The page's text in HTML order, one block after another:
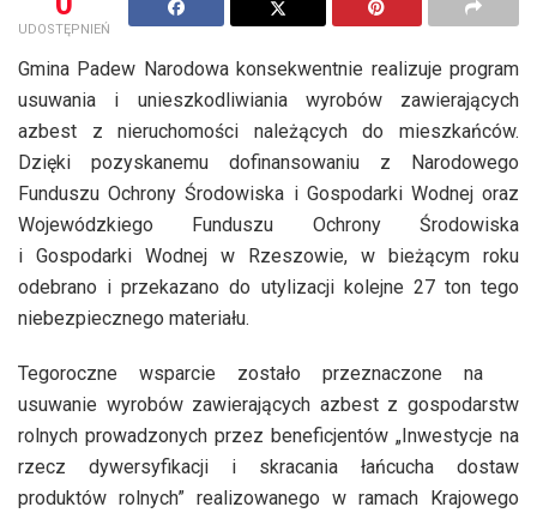
UDOSTĘPNIEŃ
Gmina Padew Narodowa konsekwentnie realizuje program
usuwania i unieszkodliwiania wyrobów zawierających
azbest z nieruchomości należących do mieszkańców.
Dzięki pozyskanemu dofinansowaniu z Narodowego
Funduszu Ochrony Środowiska i Gospodarki Wodnej oraz
Wojewódzkiego Funduszu Ochrony Środowiska
i Gospodarki Wodnej w Rzeszowie, w bieżącym roku
odebrano i przekazano do utylizacji kolejne 27 ton tego
niebezpiecznego materiału.
Tegoroczne wsparcie zostało przeznaczone na
usuwanie wyrobów zawierających azbest z gospodarstw
rolnych prowadzonych przez beneficjentów „Inwestycje na
rzecz dywersyfikacji i skracania łańcucha dostaw
produktów rolnych” realizowanego w ramach Krajowego